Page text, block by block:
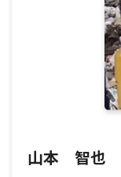
山本 智也